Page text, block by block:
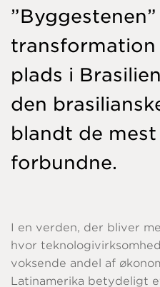
plads i
den
blandt de
forbundne.
I en verden, der bliver
hvor
voksende andel af
Latinamerika betydeligt